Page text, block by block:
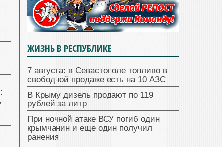
ЖИЗНЬ В РЕСПУБЛИКЕ
7 августа: в Севастополе топливо в
свободной продаже есть на 10 АЗС
В Крыму дизель продают по 119
рублей за литр
При ночной атаке ВСУ погиб один
крымчанин и еще один получил
ранения